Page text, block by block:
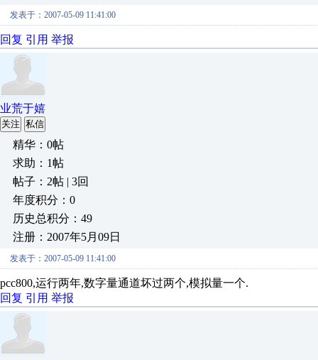
发表于：2007-05-09 11:41:00
回复 引用 举报
业荒于嬉
关注 私信
精华：0帖
求助：1帖
帖子：2帖 | 3回
年度积分：0
历史总积分：49
注册：2007年5月09日
发表于：2007-05-09 11:41:00
pcc800,运行两年,数字量通道坏过两个,模拟量一个.
回复 引用 举报